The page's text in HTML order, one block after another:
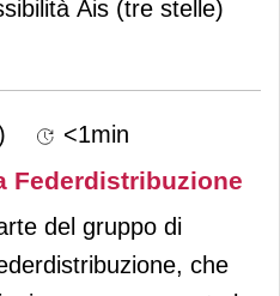
Ais (tre stelle)
<1min
Federdistribuzione
del gruppo di
che